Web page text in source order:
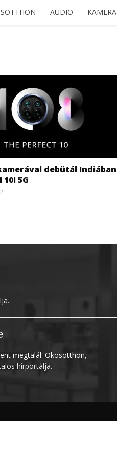
AUDIO KAMERA
debütál Indiában
5G
megtalál. Okosotthon,
hírportálja.